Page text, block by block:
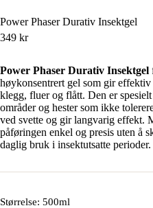
Power Phaser Durativ Insektgel
349 kr
Power Phaser Durativ Insektgel
høykonsentrert gel som gir
klegg, fluer og flått. Den er
områder og hester som ikke
ved svette og gir langvarig effekt.
påføringen enkel og presis uten å
daglig bruk i insektutsatte perioder.
Størrelse: 500ml